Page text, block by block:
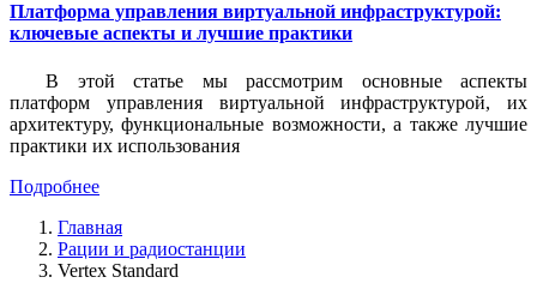
Платформа управления виртуальной инфраструктурой:
ключевые аспекты и лучшие практики
В этой статье мы рассмотрим основные аспекты
платформ управления виртуальной инфраструктурой, их
архитектуру, функциональные возможности, а также лучшие
практики их использования
Подробнее
Главная
Рации и радиостанции
Vertex Standard